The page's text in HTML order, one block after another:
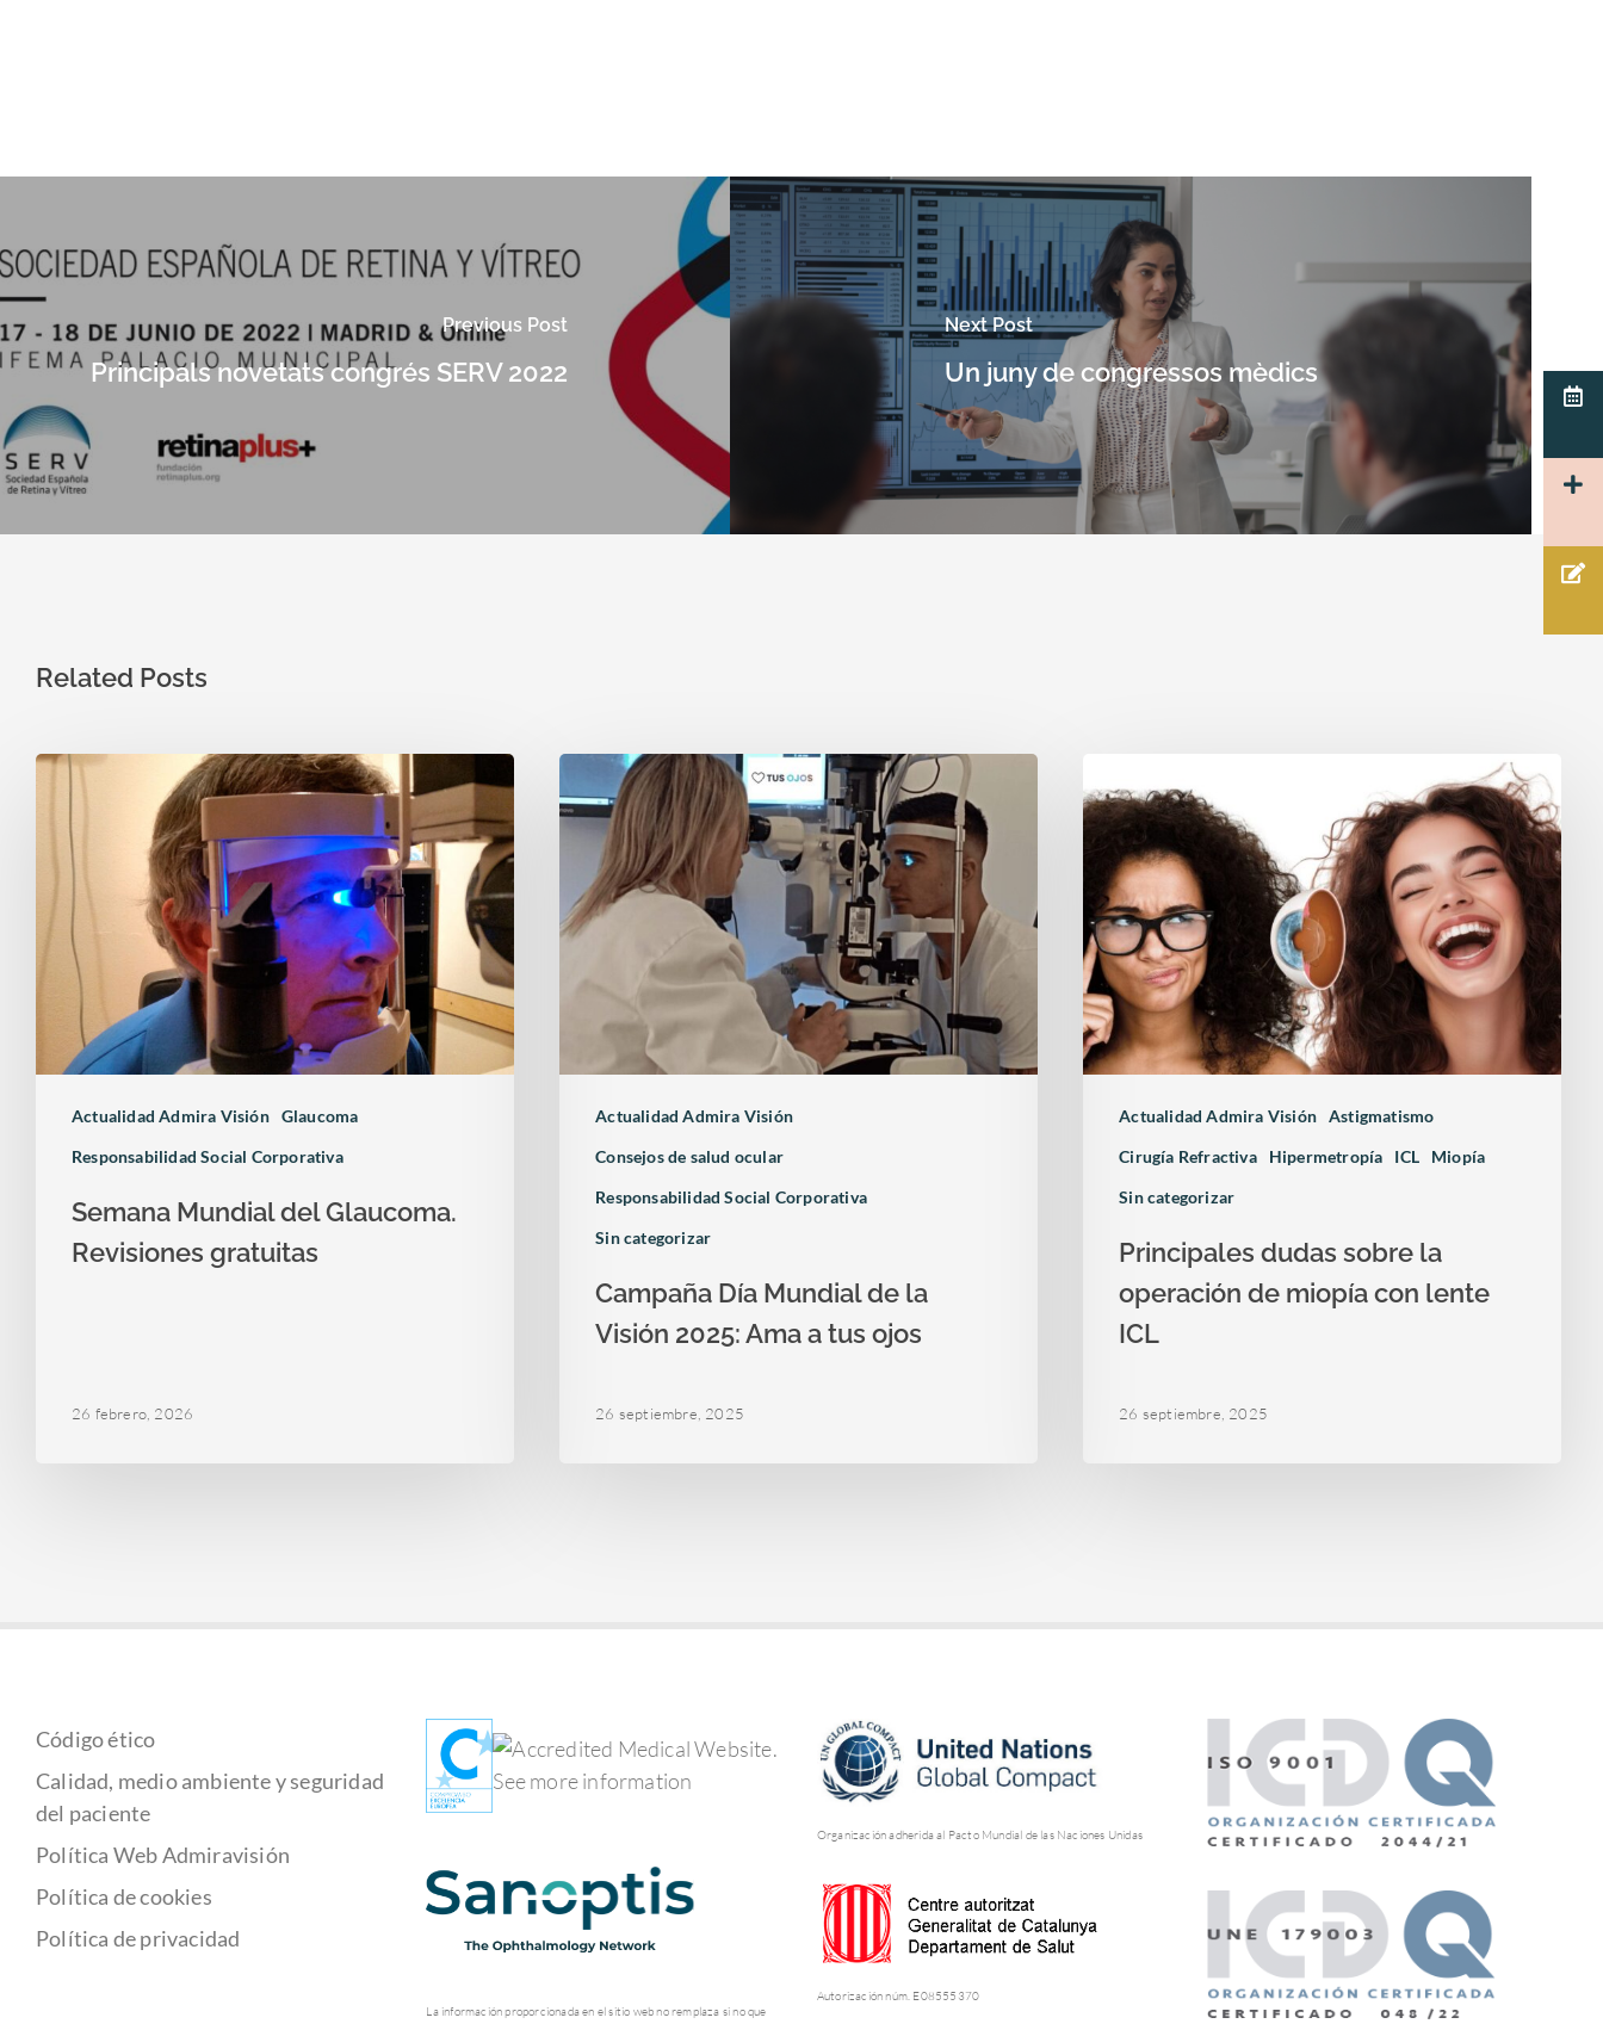
Previous Post
Principals novetats congrés SERV 2022
Next Post
Un juny de congressos mèdics
Related Posts
Actualidad Admira Visión Glaucoma
Responsabilidad Social Corporativa
Semana Mundial del Glaucoma.
Revisiones gratuitas
26 febrero, 2026
Actualidad Admira Visión
Consejos de salud ocular
Responsabilidad Social Corporativa
Sin categorizar
Campaña Día Mundial de la
Visión 2025: Ama a tus ojos
26 septiembre, 2025
Actualidad Admira Visión Astigmatismo
Cirugía Refractiva
Hipermetropía ICL
Miopía
Sin categorizar
Principales dudas sobre la
operación de miopía con lente
ICL
26 septiembre, 2025
Código ético
Calidad, medio ambiente y seguridad
del paciente
Política Web Admiravisión
Política de cookies
Política de privacidad
La información proporcionada en el sitio web no remplaza si no que
Organización adherida al Pacto Mundial de las Naciones Unidas
Autorización núm. E08555370